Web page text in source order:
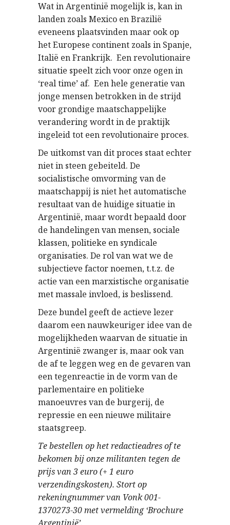
Wat in Argentinië mogelijk is, kan in
landen zoals Mexico en Brazilië
eveneens plaatsvinden maar ook op
het Europese continent zoals in Spanje,
Italië en Frankrijk. Een revolutionaire
situatie speelt zich voor onze ogen in
‘real time’ af. Een hele generatie van
jonge mensen betrokken in de strijd
voor grondige maatschappelijke
verandering wordt in de praktijk
ingeleid tot een revolutionaire proces.
De uitkomst van dit proces staat echter
niet in steen gebeiteld. De
socialistische omvorming van de
maatschappij is niet het automatische
resultaat van de huidige situatie in
Argentinië, maar wordt bepaald door
de handelingen van mensen, sociale
klassen, politieke en syndicale
organisaties. De rol van wat we de
subjectieve factor noemen, t.t.z. de
actie van een marxistische organisatie
met massale invloed, is beslissend.
Deze bundel geeft de actieve lezer
daarom een nauwkeuriger idee van de
mogelijkheden waarvan de situatie in
Argentinië zwanger is, maar ook van
de af te leggen weg en de gevaren van
een tegenreactie in de vorm van de
parlementaire en politieke
manoeuvres van de burgerij, de
repressie en een nieuwe militaire
staatsgreep.
Te bestellen op het redactieadres of te
bekomen bij onze militanten tegen de
prijs van 3 euro (+ 1 euro
verzendingskosten). Stort op
rekeningnummer van Vonk 001-
1370273-30 met vermelding ‘Brochure